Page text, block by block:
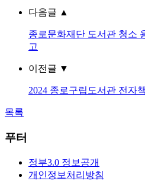
다음글 ▲
종로문화재단 도서관 청소
고
이전글 ▼
2024 종로구립도서관 전자
목록
푸터
정부3.0 정보공개
개인정보처리방침